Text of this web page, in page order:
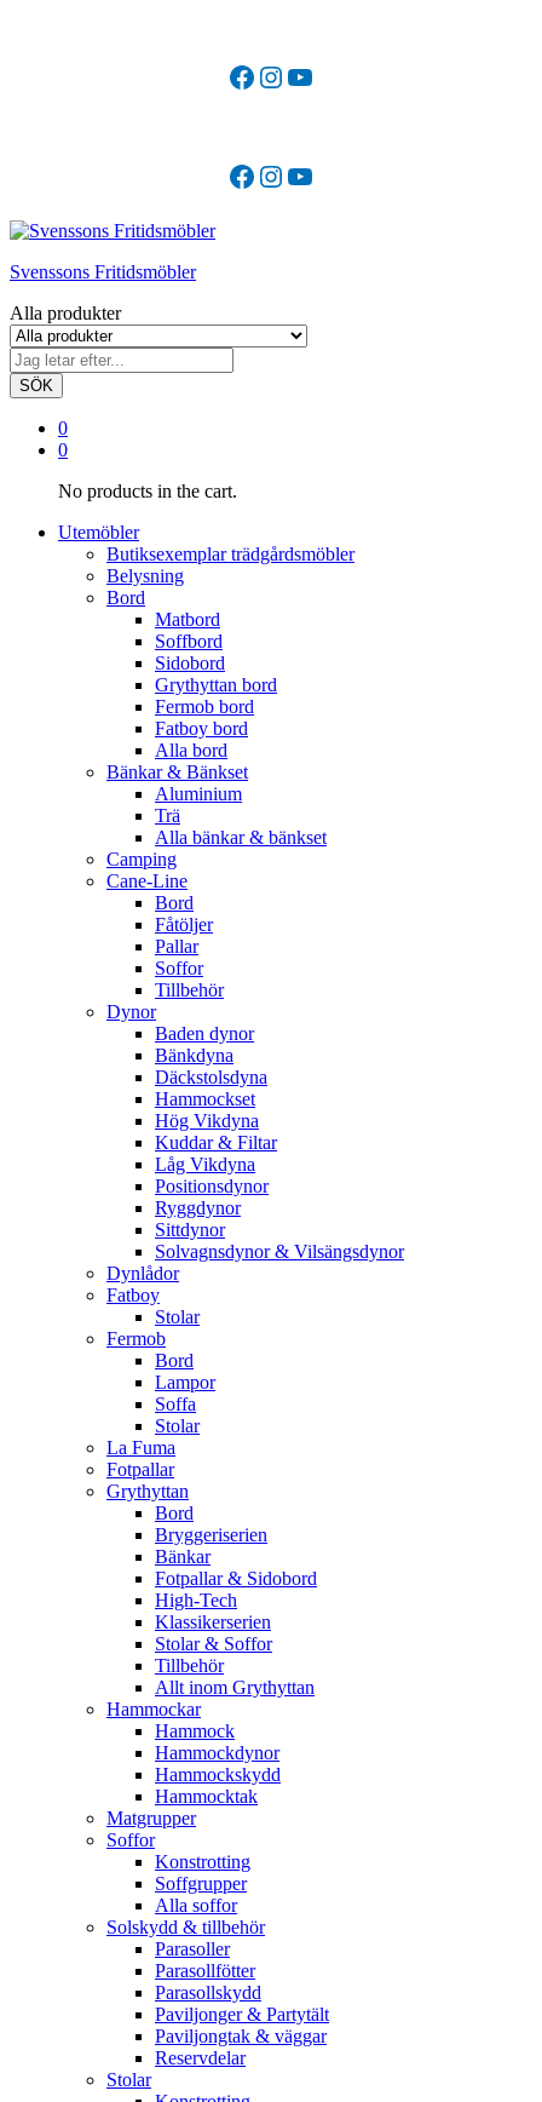
Facebook
Instagram
YouTube
Facebook
Instagram
YouTube
Svenssons Fritidsmöbler
Alla produkter
SÖK
0
0
No products in the cart.
Utemöbler
Butiksexemplar trädgårdsmöbler
Belysning
Bord
Matbord
Soffbord
Sidobord
Grythyttan bord
Fermob bord
Fatboy bord
Alla bord
Bänkar & Bänkset
Aluminium
Trä
Alla bänkar & bänkset
Camping
Cane-Line
Bord
Fåtöljer
Pallar
Soffor
Tillbehör
Dynor
Baden dynor
Bänkdyna
Däckstolsdyna
Hammockset
Hög Vikdyna
Kuddar & Filtar
Låg Vikdyna
Positionsdynor
Ryggdynor
Sittdynor
Solvagnsdynor & Vilsängsdynor
Dynlådor
Fatboy
Stolar
Fermob
Bord
Lampor
Soffa
Stolar
La Fuma
Fotpallar
Grythyttan
Bord
Bryggeriserien
Bänkar
Fotpallar & Sidobord
High-Tech
Klassikerserien
Stolar & Soffor
Tillbehör
Allt inom Grythyttan
Hammockar
Hammock
Hammockdynor
Hammockskydd
Hammocktak
Matgrupper
Soffor
Konstrotting
Soffgrupper
Alla soffor
Solskydd & tillbehör
Parasoller
Parasollfötter
Parasollskydd
Paviljonger & Partytält
Paviljongtak & väggar
Reservdelar
Stolar